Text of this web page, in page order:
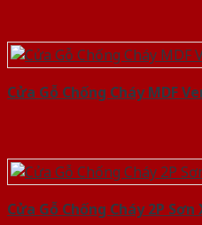
Cửa Gỗ Chống Cháy MDF
Cửa Gỗ Chống Cháy 2P Sơn